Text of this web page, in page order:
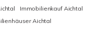
Immobilienkauf Aichtal
Aichtal